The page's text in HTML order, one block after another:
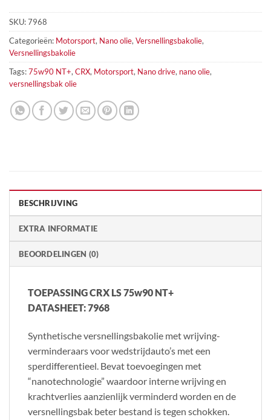
SKU:7968
Categorieën: Motorsport, Nano olie,Versnellingsbakolie,
Versnellingsbakolie
Tags:75w90 NT+,CRX, Motorsport, Nano drive, nano olie,
versnellingsbak olie
BESCHRIJVING
EXTRA INFORMATIE
BEOORDELINGEN (0)
TOEPASSINGCRX LS 75w90 NT+
DATASHEET: 7968
Synthetische versnellingsbakolie met wrijving-
verminderaars voor wedstrijdauto’s met een
sperdifferentieel. Bevat toevoegingen met
“nanotechnologie” waardoor interne wrijving en
krachtverlies aanzienlijk verminderd worden en de
versnellingsbak beter bestand is tegen schokken.